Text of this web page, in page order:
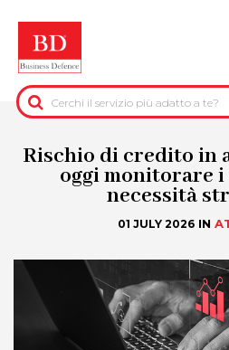
contenuto
principale
BACK
INFORMAZIONI PRE-
INFORMAZIONI PER IL
INFORMAZIONI
DATI
Rischio di credito in
oggi monitorare
necessità
01 JULY 2026IN